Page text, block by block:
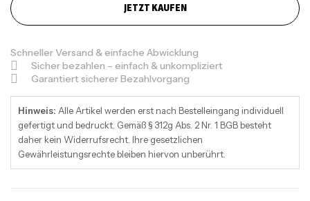
JETZT KAUFEN
Schneller Versand & einfache Abwicklung
Sicher bezahlen – einfach & unkompliziert
Garantiert sicherer Bezahlvorgang
Hinweis: Alle Artikel werden erst nach Bestelleingang individuell
gefertigt und bedruckt. Gemäß § 312g Abs. 2 Nr. 1 BGB besteht
daher kein Widerrufsrecht. Ihre gesetzlichen
Gewährleistungsrechte bleiben hiervon unberührt.